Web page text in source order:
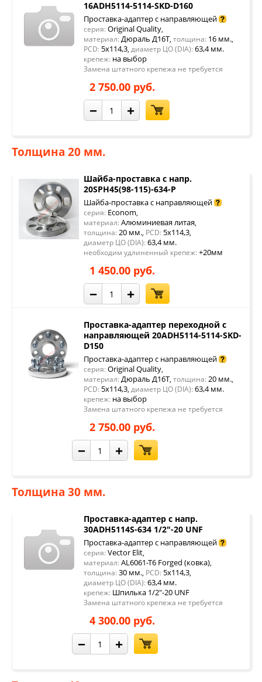
16ADH5114-5114-SKD-D160
Проставка-адаптер с направляющей
серия: Original Quality,
материал: Дюраль Д16Т, толщина: 16 мм.,
PCD: 5x114,3, диаметр ЦО (DIA): 63,4 мм.
крепеж: на выбор
Замена штатного крепежа не требуется
2 750.00 руб.
− +
Толщина 20 мм.
Шайба-проставка с напр.
20SPH45(98-115)-634-P
Шайба-проставка с направляющей
серия: Econom,
материал: Алюминиевая литая,
толщина: 20 мм., PCD: 5x114,3,
диаметр ЦО (DIA): 63,4 мм.
необходим удлиненный крепеж: +20мм
1 450.00 руб.
− +
Проставка-адаптер переходной с
направляющей 20ADH5114-5114-SKD-
D150
Проставка-адаптер с направляющей
серия: Original Quality,
материал: Дюраль Д16Т, толщина: 20 мм.,
PCD: 5x114,3, диаметр ЦО (DIA): 63,4 мм.
крепеж: на выбор
Замена штатного крепежа не требуется
2 750.00 руб.
− +
Толщина 30 мм.
Проставка-адаптер с напр.
30ADH5114S-634 1/2"-20 UNF
Проставка-адаптер с направляющей
серия: Vector Elit,
материал: AL6061-T6 Forged (ковка),
толщина: 30 мм., PCD: 5x114,3,
диаметр ЦО (DIA): 63,4 мм.
крепеж: Шпилька 1/2"-20 UNF
Замена штатного крепежа не требуется
4 300.00 руб.
− +